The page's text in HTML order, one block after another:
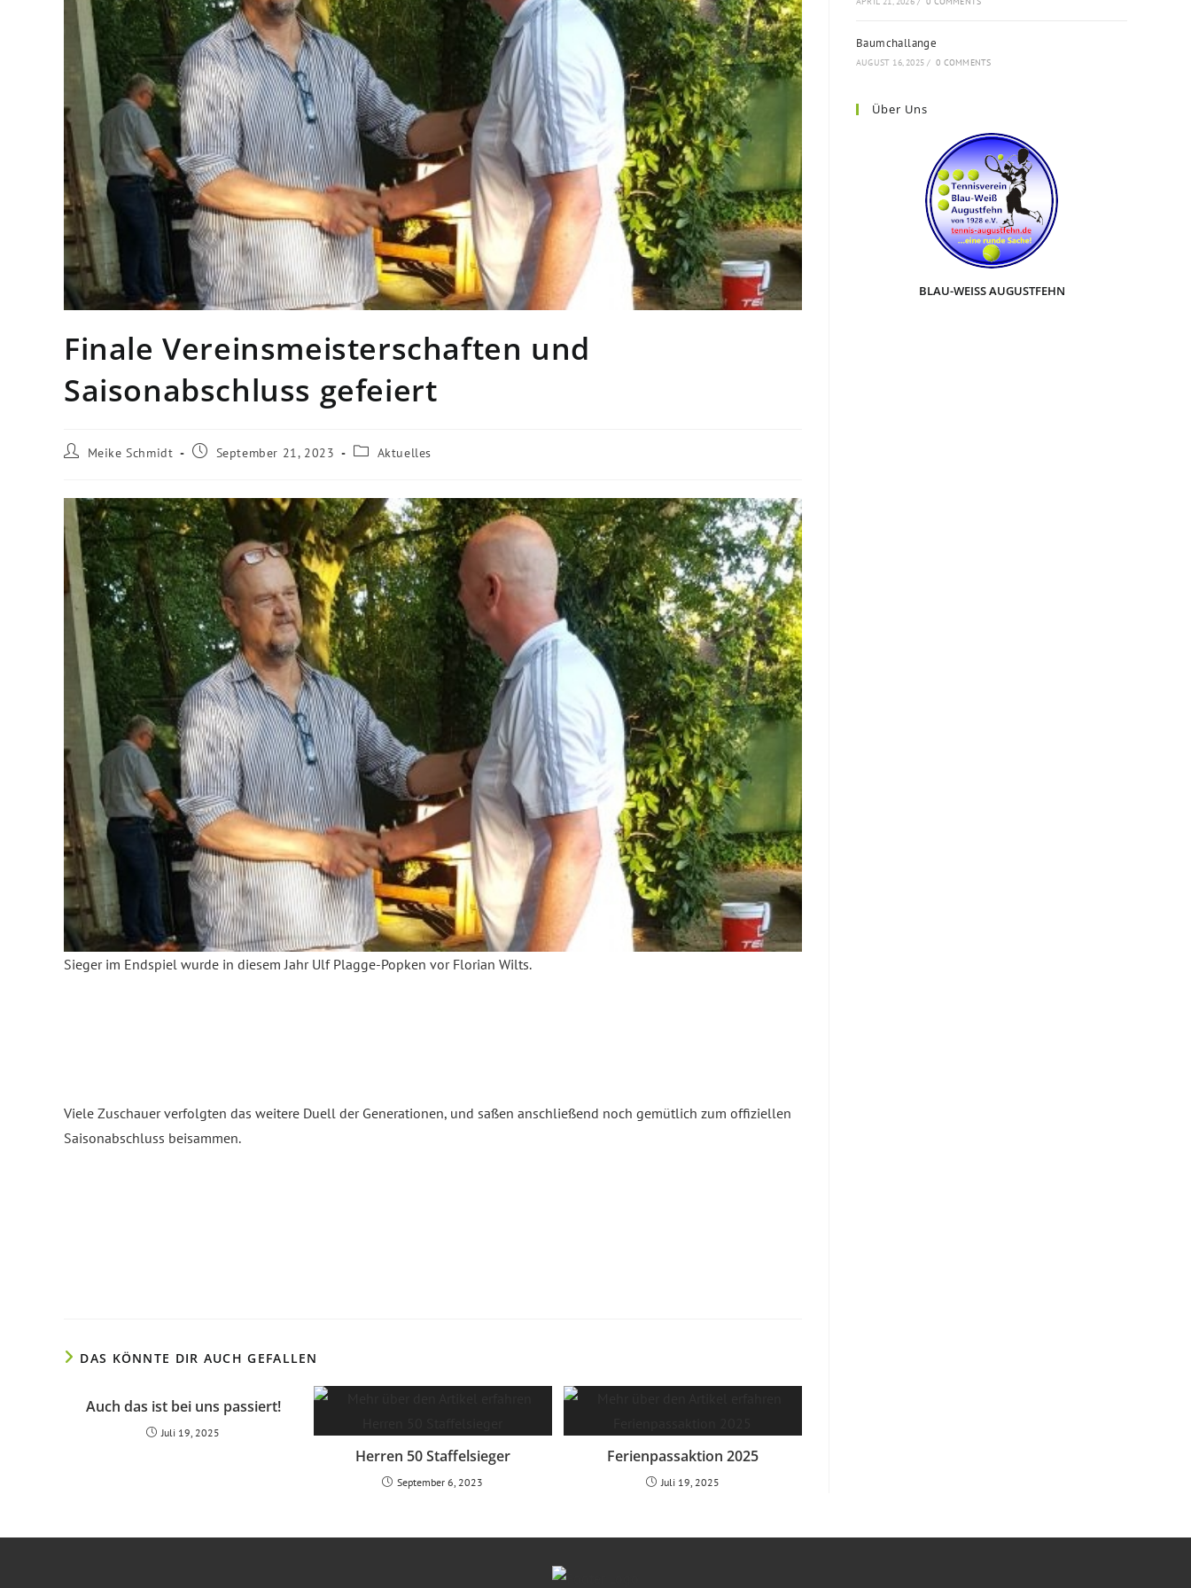
Finale Vereinsmeisterschaften und
Saisonabschluss gefeiert
Beitrags-
Meike Schmidt
BeitragSeptember 21, 2023
Beitrags-
Aktuelles
Sieger im Endspiel wurde in diesem Jahr Ulf Plagge-Popken vor Florian Wilts.
Viele Zuschauer verfolgten das weitere Duell der Generationen, und saßen anschließend noch gemütlich zum offiziellen
Saisonabschluss beisammen.
DAS KÖNNTE DIR AUCH GEFALLEN
Auch das ist bei uns passiert!
Juli 19, 2025
Herren 50 Staffelsieger
September 6, 2023
Ferienpassaktion 2025
Juli 19, 2025
Baumchallange
AUGUST 16, 2025 / 0 COMMENTS
Über Uns
BLAU-WEISS AUGUSTFEHN